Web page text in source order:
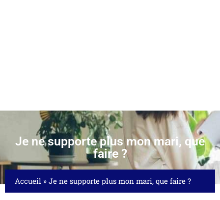
Je ne supporte plus mon mari, que
faire ?
Accueil » Je ne supporte plus mon mari, que faire ?